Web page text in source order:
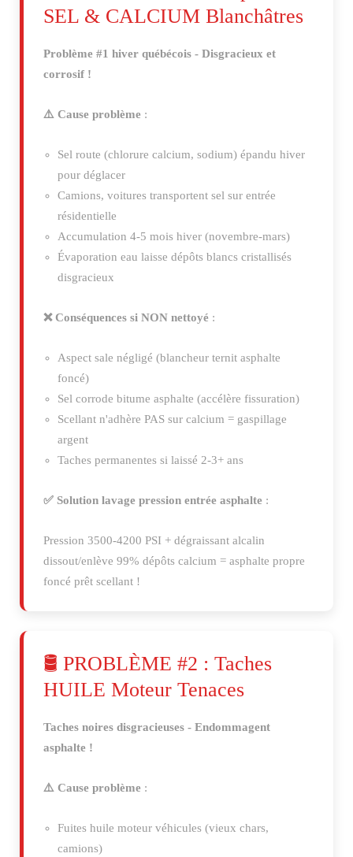
SEL & CALCIUM Blanchâtres
Problème #1 hiver québécois - Disgracieux et
corrosif !
⚠️ Cause problème :
Sel route (chlorure calcium, sodium) épandu hiver
pour déglacer
Camions, voitures transportent sel sur entrée
résidentielle
Accumulation 4-5 mois hiver (novembre-mars)
Évaporation eau laisse dépôts blancs cristallisés
disgracieux
❌ Conséquences si NON nettoyé :
Aspect sale négligé (blancheur ternit asphalte
foncé)
Sel corrode bitume asphalte (accélère fissuration)
Scellant n'adhère PAS sur calcium = gaspillage
argent
Taches permanentes si laissé 2-3+ ans
✅ Solution lavage pression entrée asphalte :
Pression 3500-4200 PSI + dégraissant alcalin
dissout/enlève 99% dépôts calcium = asphalte propre
foncé prêt scellant !
🛢️ PROBLÈME #2 : Taches
HUILE Moteur Tenaces
Taches noires disgracieuses - Endommagent
asphalte !
⚠️ Cause problème :
Fuites huile moteur véhicules (vieux chars,
camions)